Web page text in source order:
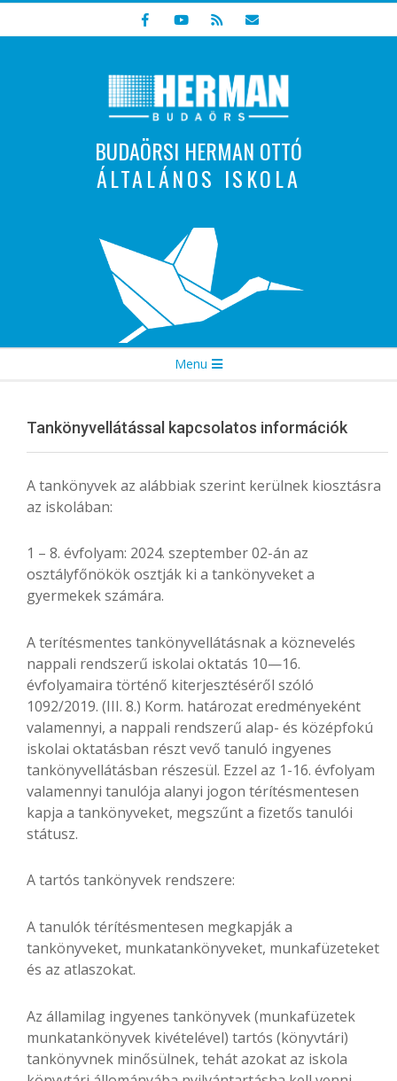
to
BUDAÖRSI HERMAN OTTÓ
ÁLTALÁNOS ISKOLA
Indulunk! Hamarosan újraindul oldalunk!
Menu
Tankönyvellátással kapcsolatos információk
A tankönyvek az alábbiak szerint kerülnek kiosztásra
az iskolában:
1 – 8. évfolyam: 2024. szeptember 02-án az
osztályfőnökök osztják ki a tankönyveket a
gyermekek számára.
A terítésmentes tankönyvellátásnak a köznevelés
nappali rendszerű iskolai oktatás 10—16.
évfolyamaira történő kiterjesztéséről szóló
1092/2019. (III. 8.) Korm. határozat eredményeként
valamennyi, a nappali rendszerű alap- és középfokú
iskolai oktatásban részt vevő tanuló ingyenes
tankönyvellátásban részesül. Ezzel az 1-16. évfolyam
valamennyi tanulója alanyi jogon térítésmentesen
kapja a tankönyveket, megszűnt a fizetős tanulói
státusz.
A tartós tankönyvek rendszere:
A tanulók térítésmentesen megkapják a
tankönyveket, munkatankönyveket, munkafüzeteket
és az atlaszokat.
Az államilag ingyenes tankönyvek (munkafüzetek
munkatankönyvek kivételével) tartós (könyvtári)
tankönyvnek minősülnek, tehát azokat az iskola